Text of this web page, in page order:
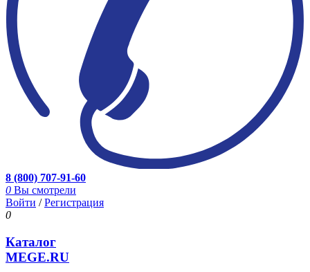
8 (800) 707-91-60
0 Вы смотрели
Войти /Регистрация
0
Каталог
MEGE.RU